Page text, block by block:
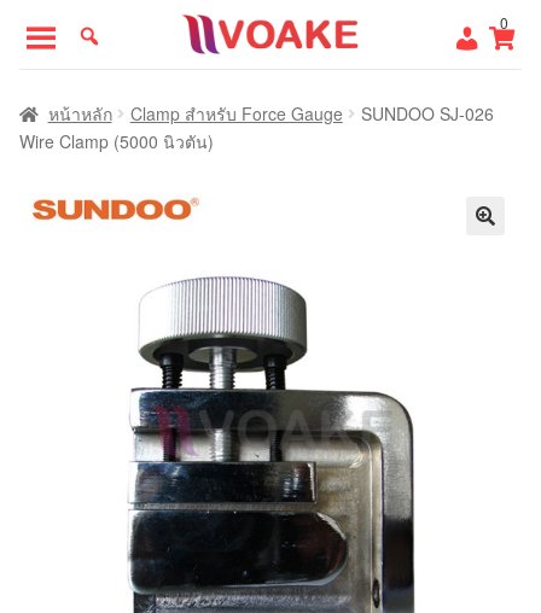
to
navigation
to
content
0
หน้าแรก
หน้าหลัก Clamp สำหรับ Force Gauge
SUNDOO SJ-026
Wire Clamp (5000 นิวตัน)